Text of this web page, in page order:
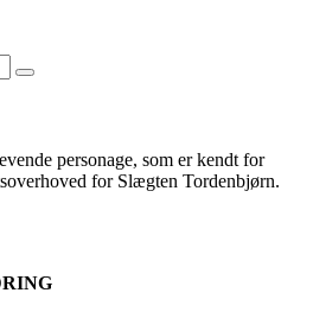
personage, som er kendt for
for Slægten Tordenbjørn.